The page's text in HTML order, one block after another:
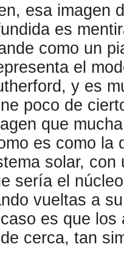
esa imagen
es
como un
el
y es
poco de
que
es como la
solar, con
sería el
vueltas a
es que los
cerca, tan